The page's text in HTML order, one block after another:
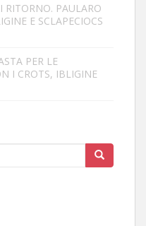
RITORNO. PAULARO
E SCLAPECIOCS
PER LE
I CROTS, IBLIGINE